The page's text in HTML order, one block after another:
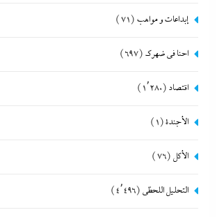
إبداعات و مواهب (71)
احنا في ضهرك (697)
اقتصاد (1٬280)
الأجندة(1)
الأكل (76)
التحليل اللحظي (4٬496)